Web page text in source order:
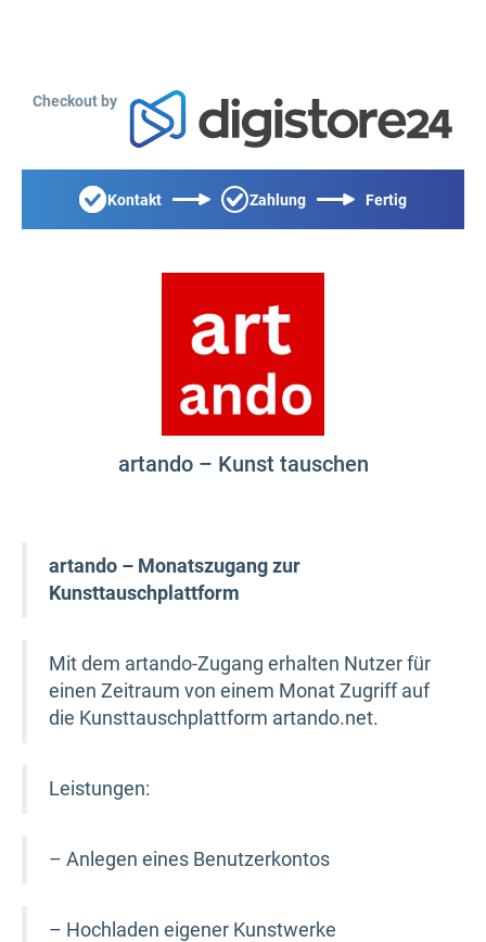
Checkout by
Kontakt Zahlung Fertig
artando – Kunst tauschen
artando – Monatszugang zur
Kunsttauschplattform
Mit dem artando-Zugang erhalten Nutzer für
einen Zeitraum von einem Monat Zugriff auf
die Kunsttauschplattform artando.net.
Leistungen:
– Anlegen eines Benutzerkontos
– Hochladen eigener Kunstwerke